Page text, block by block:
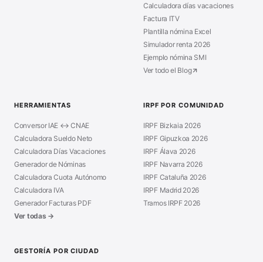
Calculadora días vacaciones
Factura ITV
Plantilla nómina Excel
Simulador renta 2026
Ejemplo nómina SMI
Ver todo el Blog
HERRAMIENTAS
Conversor IAE ↔ CNAE
Calculadora Sueldo Neto
Calculadora Días Vacaciones
Generador de Nóminas
Calculadora Cuota Autónomo
Calculadora IVA
Generador Facturas PDF
Ver todas →
IRPF POR COMUNIDAD
IRPF Bizkaia 2026
IRPF Gipuzkoa 2026
IRPF Álava 2026
IRPF Navarra 2026
IRPF Cataluña 2026
IRPF Madrid 2026
Tramos IRPF 2026
GESTORÍA POR CIUDAD